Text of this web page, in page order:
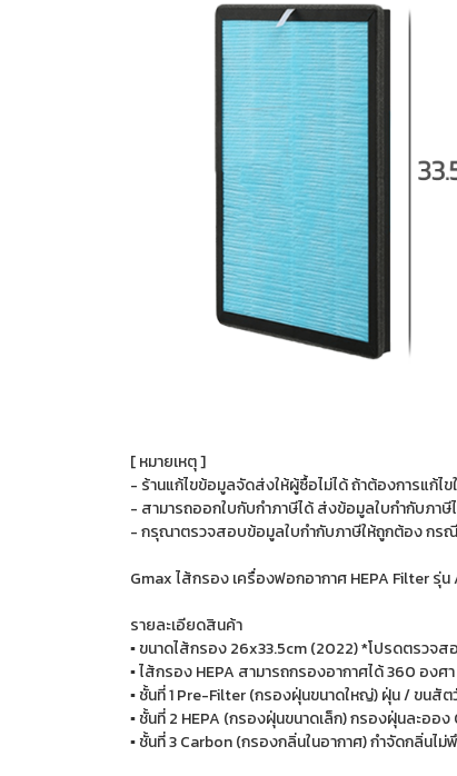
[ หมายเหตุ ]
- ร้านแก้ไขข้อมูลจัดส่งให้ผู้ซื้อไม่ได้ ถ้าต้องการแก้
- สามารถออกใบกับกำภาษีได้ ส่งข้อมูลใบกำกับภ
- กรุณาตรวจสอบข้อมูลใบกำกับภาษีให้ถูกต้อง กร
Gmax ไส้กรอง เครื่องฟอกอากาศ HEPA Filter
รายละเอียดสินค้า
▪ ขนาดไส้กรอง 26x33.5cm (2022) *โปรดตรวจ
▪ ไส้กรอง HEPA สามารถกรองอากาศได้ 360 องศ
▪ ชั้นที่ 1 Pre-Filter (กรองฝุ่นขนาดใหญ่) ฝุ่น / ขนสัต
▪ ชั้นที่ 2 HEPA (กรองฝุ่นขนาดเล็ก) กรองฝุ่นละออ
▪ ชั้นที่ 3 Carbon (กรองกลิ่นในอากาศ) กำจัดกลิ่นไ